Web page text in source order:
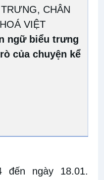
CHÂN
VIỆT
ngữ biểu trưng
của chuyện kể
đến ngày 18.01.